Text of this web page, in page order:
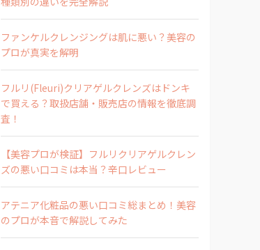
ファンケルクレンジングは肌に悪い？美容の
プロが真実を解明
フルリ(Fleuri)クリアゲルクレンズはドンキ
で買える？取扱店舗・販売店の情報を徹底調
査！
【美容プロが検証】フルリクリアゲルクレン
ズの悪い口コミは本当？辛口レビュー
アテニア化粧品の悪い口コミ総まとめ！美容
のプロが本音で解説してみた